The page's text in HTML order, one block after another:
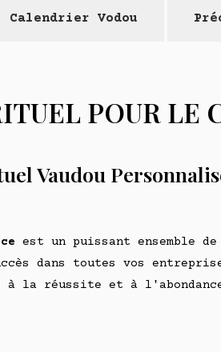
Calendrier Vodou
POUR LE
Vaudou
est un puissant ensemble
dans toutes vos
à la réussite et à